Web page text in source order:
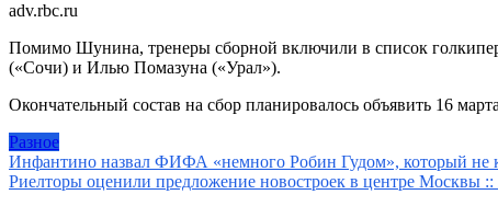
adv.rbc.ru
Помимо Шунина, тренеры сборной включили в список
(«Сочи) и Илью Помазуна («Урал»).
Окончательный состав на сбор планировалось объявить 16
Разное
Навигация
по
Инфантино назвал ФИФА «немного Робин Гудом», который не
Риелторы оценили предложение новостроек в центре Москвы